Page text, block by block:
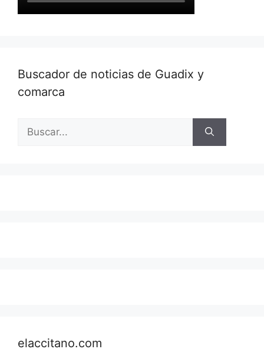
Buscador de noticias de Guadix y
comarca
Buscar:
elaccitano.com